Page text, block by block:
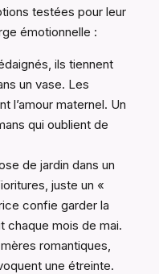
testées pour leur
émotionnelle :
ils tiennent
un vase. Les
l’amour maternel. Un
qui oublient de
de jardin dans un
juste un «
confie garder la
chaque mois de mai.
romantiques,
une étreinte.